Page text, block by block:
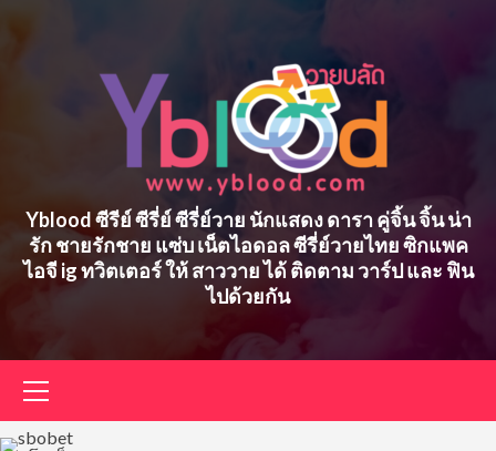
Yblood ซีรีย์ ซีรี่ย์ ซีรี่ย์วาย นักแสดง ดารา คู่จิ้น จิ้น น่า
รัก ชายรักชาย แซ่บ เน็ตไอดอล ซีรี่ย์วายไทย ซิกแพค
ไอจี ig ทวิตเตอร์ ให้ สาววาย ได้ ติดตาม วาร์ป และ ฟิน
ไปด้วยกัน
Menu